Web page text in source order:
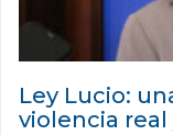
Ley Lucio:
violencia